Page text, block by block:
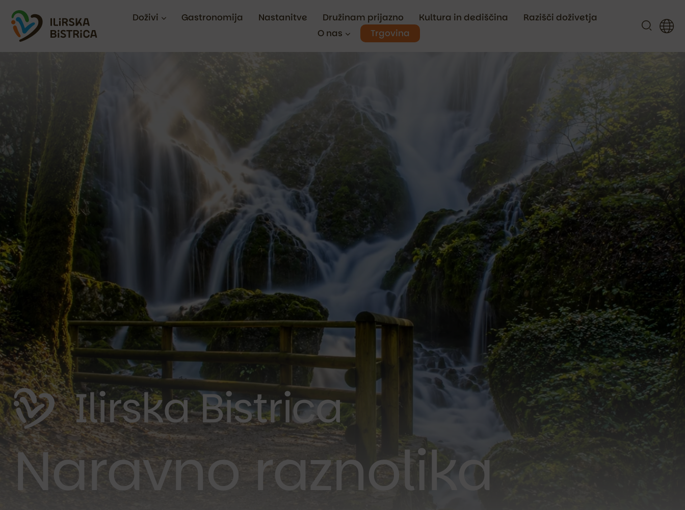
Doživi Gastronomija Nastanitve Družinam prijazno Kultura in dediščina
Razišči doživetja
O nas
Trgovina
Ilirska Bistrica
Naravno raznolika